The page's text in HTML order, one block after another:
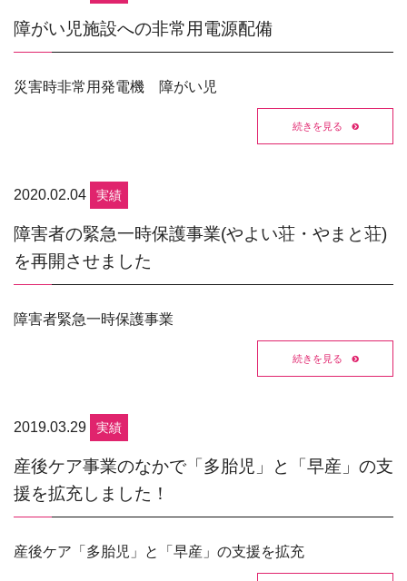
障がい児施設への非常用電源配備
災害時非常用発電機 障がい児
続きを見る
2020.02.04 実績
障害者の緊急一時保護事業(やよい荘・やまと荘)
を再開させました
障害者緊急一時保護事業
続きを見る
2019.03.29 実績
産後ケア事業のなかで「多胎児」と「早産」の支
援を拡充しました！
産後ケア「多胎児」と「早産」の支援を拡充